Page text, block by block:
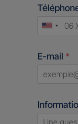
United
E-mail *